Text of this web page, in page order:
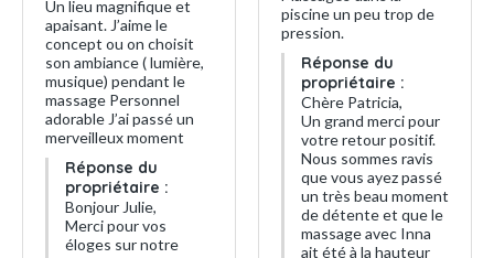
Un lieu magnifique et
apaisant. J’aime le
concept ou on choisit
son ambiance ( lumière,
musique) pendant le
massage Personnel
adorable J’ai passé un
merveilleux moment
Réponse du
propriétaire :
Bonjour Julie,
Merci pour vos
éloges sur notre
piscine un peu trop de
pression.
Réponse du
propriétaire :
Chère Patricia,
Un grand merci pour
votre retour positif.
Nous sommes ravis
que vous ayez passé
un très beau moment
de détente et que le
massage avec Inna
ait été à la hauteur